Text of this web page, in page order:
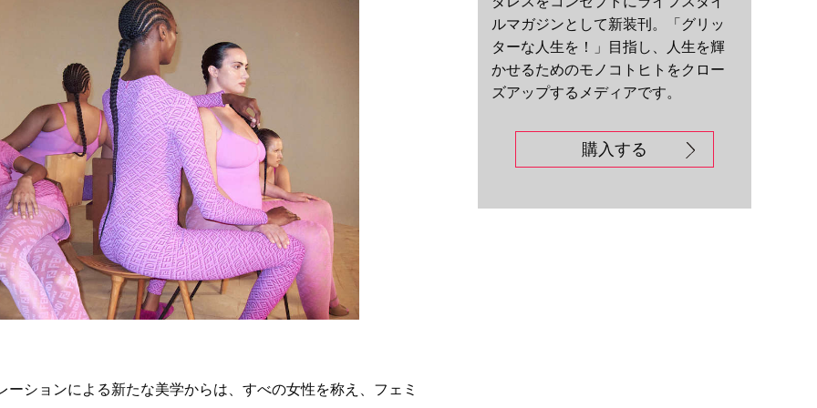
ションによる新たな美学からは、すべの女性を称え、フェミ
ルマガジンとして新装刊。「グリッ
ターな人生を！」目指し、人生を輝
かせるためのモノコトヒトをクロー
ズアップするメディアです。
購入する